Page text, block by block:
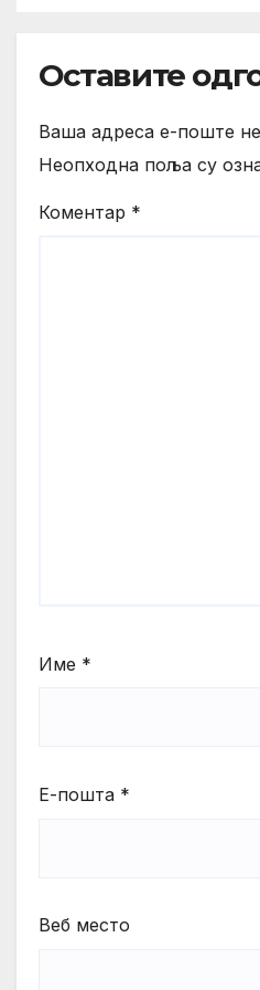
Оставите
Ваша адреса е-поште
Неопходна поља су
Коментар *
Име *
Е-пошта *
Веб место